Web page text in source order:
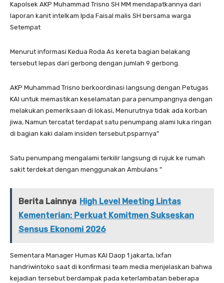
Kapolsek AKP Muhammad Trisno SH MM mendapatkannya dari
laporan kanit intelkam Ipda Faisal malis SH bersama warga
Setempat
Menurut informasi Kedua Roda As kereta bagian belakang
tersebut lepas dari gerbong dengan jumlah 9 gerbong.
AKP Muhammad Trisno berkoordinasi langsung dengan Petugas
KAI untuk memastikan keselamatan para penumpangnya dengan
melakukan pemeriksaan di lokasi, Menurutnya tidak ada korban
jiwa, Namun tercatat terdapat satu penumpang alami luka ringan
di bagian kaki dalam insiden tersebut.psparnya”
Satu penumpang mengalami terkilir langsung di rujuk ke rumah
sakit terdekat dengan menggunakan Ambulans ”
Berita Lainnya High Level Meeting Lintas
Kementerian: Perkuat Komitmen Sukseskan
Sensus Ekonomi 2026
Sementara Manager Humas KAI Daop 1 jakarta, Ixfan
handriwintoko saat di konfirmasi team media menjelaskan bahwa
kejadian tersebut berdampak pada keterlambatan beberapa